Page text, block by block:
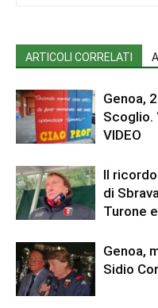
ARTICOLI CORRELATI
Genoa,
Scoglio.
VIDEO
Il
di
Turone
Genoa,
Sidio